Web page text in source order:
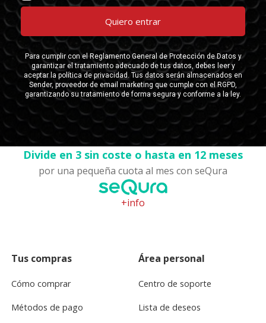
Divide en 3 sin coste o hasta en 12 meses
por una pequeña cuota al mes con seQura
+info
Tus compras
Cómo comprar
Métodos de pago
Área personal
Centro de soporte
Lista de deseos